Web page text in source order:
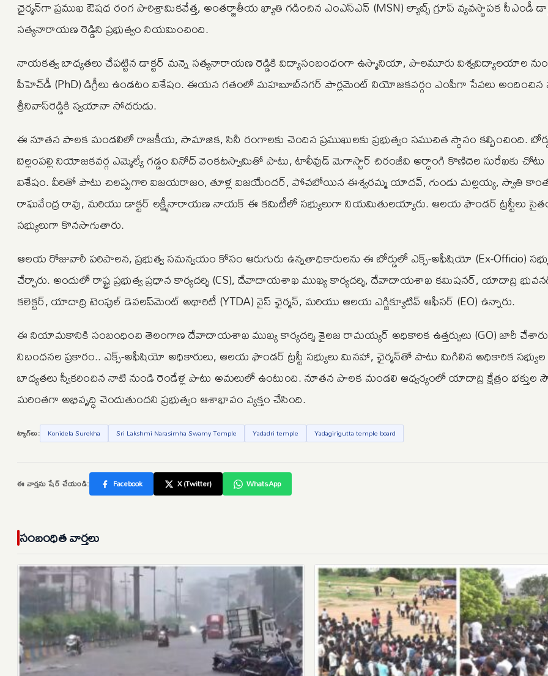
ఛైర్మన్‌గా ప్రముఖ ఔషధ రంగ పారిశ్రామికవేత్త, అంతర్జాతీయ ఖ్యాతి గడించిన ఎంఎస్‌ఎన్‌ (MSN) ల్యాబ్స్ గ్రూప్ వ్యవస్థాపక సీఎండీ
సత్యనారాయణ రెడ్డిని ప్రభుత్వం నియమించింది.
నాయకత్వ బాధ్యతలు చేపట్టిన డాక్టర్ మన్నె సత్యనారాయణ రెడ్డికి విద్యాసంబంధంగా ఉస్మానియా, పాలమూరు విశ్వవిద్యాలయాల
పీహెచ్‌డీ (PhD) డిగ్రీలు ఉండటం విశేషం. ఈయన గతంలో మహబూబ్‌నగర్‌ పార్లమెంట్ నియోజకవర్గం ఎంపీగా సేవలు అందించిన
శ్రీనివాస్‌రెడ్డికి స్వయానా సోదరుడు.
ఈ నూతన పాలక మండలిలో రాజకీయ, సామాజిక, సినీ రంగాలకు చెందిన ప్రముఖులకు ప్రభుత్వం సముచిత స్థానం కల్పించింది.
బెల్లంపల్లి నియోజకవర్గ ఎమ్మెల్యే గడ్డం వినోద్‌ వెంకటస్వామితో పాటు, టాలీవుడ్ మెగాస్టార్ చిరంజీవి అర్ధాంగి కొణిదెల సురేఖకు చోటు
విశేషం. వీరితో పాటు చిలప్పగారి విజయరాజం, తూళ్ల విజయేందర్, పోచబోయిన ఈశ్వరమ్మ యాదవ్, గుండు మల్లయ్య, స్వాతి
రాఘవేంద్ర రావు, మరియు డాక్టర్‌ లక్ష్మీనారాయణ నాయక్ ఈ కమిటీలో సభ్యులుగా నియమితులయ్యారు. ఆలయ ఫౌండర్‌ ట్రస్టీలు
సభ్యులుగా కొనసాగుతారు.
ఆలయ రోజువారీ పరిపాలన, ప్రభుత్వ సమన్వయం కోసం ఆరుగురు ఉన్నతాధికారులను ఈ బోర్డులో ఎక్స్‌-అఫీషియో (Ex-Officio)
చేర్చారు. అందులో రాష్ట్ర ప్రభుత్వ ప్రధాన కార్యదర్శి (CS), దేవాదాయశాఖ ముఖ్య కార్యదర్శి, దేవాదాయశాఖ కమిషనర్, యాదాద్రి
కలెక్టర్, యాదాద్రి టెంపుల్ డెవలప్‌మెంట్ అథారిటీ (YTDA) వైస్ ఛైర్మన్, మరియు ఆలయ ఎగ్జిక్యూటివ్ ఆఫీసర్ (EO) ఉన్నారు.
ఈ నియామకానికి సంబంధించి తెలంగాణ దేవాదాయశాఖ ముఖ్య కార్యదర్శి శైలజ రామయ్యర్‌ అధికారిక ఉత్తర్వులు (GO) జారీ చేశారు.
నిబంధనల ప్రకారం.. ఎక్స్‌-అఫీషియో అధికారులు, ఆలయ ఫౌండర్ ట్రస్టీ సభ్యులు మినహా, ఛైర్మన్‌తో పాటు మిగిలిన అధికారిక
బాధ్యతలు స్వీకరించిన నాటి నుండి రెండేళ్ల పాటు అమలులో ఉంటుంది. నూతన పాలక మండలి ఆధ్వర్యంలో యాదాద్రి క్షేత్రం భక్తుల
మరింతగా అభివృద్ధి చెందుతుందని ప్రభుత్వం ఆశాభావం వ్యక్తం చేసింది.
ట్యాగ్‌లు: Konidela Surekha Sri Lakshmi Narasimha Swamy Temple Yadadri temple Yadagirigutta temple board
ఈ వార్తను షేర్ చేయండి: Facebook X (Twitter) WhatsApp
సంబంధిత వార్తలు